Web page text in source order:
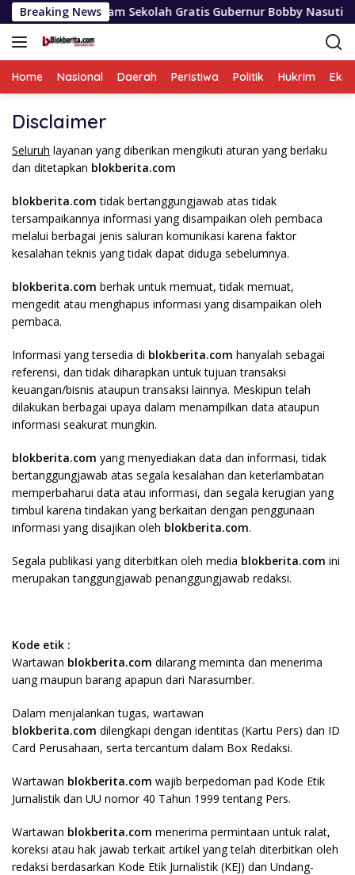
Langsung
ke
konten
Breaking News
Program Sekolah Gratis Gubernur Bobby Nasution
Home Nasional Daerah Peristiwa Politik Hukrim
Disclaimer
Seluruh layanan yang diberikan mengikuti aturan yang berlaku
dan ditetapkan blokberita.com
blokberita.com tidak bertanggungjawab atas tidak
tersampaikannya informasi yang disampaikan oleh pembaca
melalui berbagai jenis saluran komunikasi karena faktor
kesalahan teknis yang tidak dapat diduga sebelumnya.
blokberita.com berhak untuk memuat, tidak memuat,
mengedit atau menghapus informasi yang disampaikan oleh
pembaca.
Informasi yang tersedia di blokberita.com hanyalah sebagai
referensi, dan tidak diharapkan untuk tujuan transaksi
keuangan/bisnis ataupun transaksi lainnya. Meskipun telah
dilakukan berbagai upaya dalam menampilkan data ataupun
informasi seakurat mungkin.
blokberita.com yang menyediakan data dan informasi, tidak
bertanggungjawab atas segala kesalahan dan keterlambatan
memperbaharui data atau informasi, dan segala kerugian yang
timbul karena tindakan yang berkaitan dengan penggunaan
informasi yang disajikan oleh blokberita.com.
Segala publikasi yang diterbitkan oleh media blokberita.com ini
merupakan tanggungjawab penanggungjawab redaksi.
Kode etik :
Wartawan blokberita.com dilarang meminta dan menerima
uang maupun barang apapun dari Narasumber.
Dalam menjalankan tugas, wartawan
blokberita.com dilengkapi dengan identitas (Kartu Pers) dan ID
Card Perusahaan, serta tercantum dalam Box Redaksi.
Wartawan blokberita.com wajib berpedoman pad Kode Etik
Jurnalistik dan UU nomor 40 Tahun 1999 tentang Pers.
Wartawan blokberita.com menerima permintaan untuk ralat,
koreksi atau hak jawab terkait artikel yang telah diterbitkan oleh
redaksi berdasarkan Kode Etik Jurnalistik (KEJ) dan Undang-